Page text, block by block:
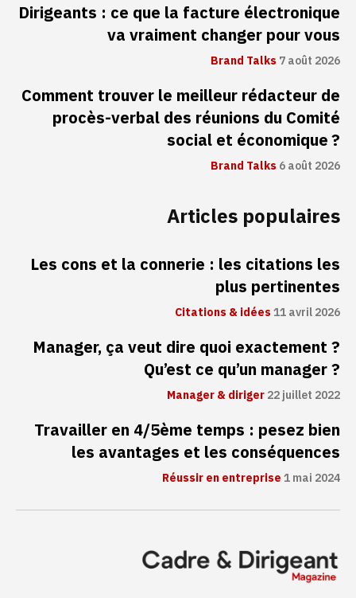
Dirigeants : ce que la facture électronique
va vraiment changer pour vous
Brand Talks7 août 2026
Comment trouver le meilleur rédacteur de
procès-verbal des réunions du Comité
social et économique ?
Brand Talks6 août 2026
Articles populaires
Les cons et la connerie : les citations les
plus pertinentes
Citations & idées11 avril 2026
Manager, ça veut dire quoi exactement ?
Qu’est ce qu’un manager ?
Manager & diriger22 juillet 2022
Travailler en 4/5ème temps : pesez bien
les avantages et les conséquences
Réussir en entreprise1 mai 2024